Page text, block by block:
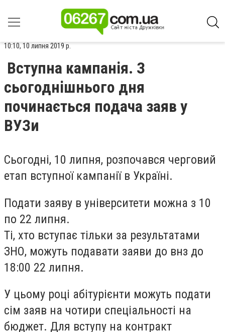
10:10, 10 липня 2019 р.
Вступна кампанія. З
сьогоднішнього дня
починається подача заяв у
ВУЗи
Сьогодні, 10 липня, розпочався черговий
етап вступної кампанії в Україні.
Подати заяву в університети можна з 10
по 22 липня.
Ті, хто вступає тільки за результатами
ЗНО, можуть подавати заяви до внз до
18:00 22 липня.
У цьому році абітурієнти можуть подати
сім заяв на чотири спеціальності на
бюджет. Для вступу на контракт